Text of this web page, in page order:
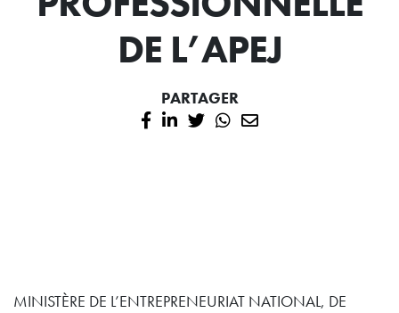
DE L’APEJ
PARTAGER
MINISTÈRE DE L’ENTREPRENEURIAT NATIONAL, DE